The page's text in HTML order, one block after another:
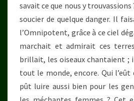
savait ce que nous y
soucier de quelque danger. Il
l’Omnipotent, grâce à ce ciel
marchait et admirait ces
brillait, les oiseaux chantaient ;
tout le monde, encore. Qui l’eût
pût luire aussi bien pour les